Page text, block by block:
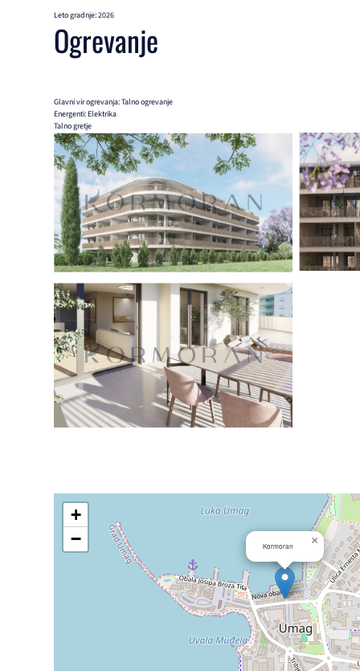
Leto gradnje: 2026
Ogrevanje
Glavni vir ogrevanja: Talno ogrevanje
Energenti: Elektrika
Talno gretje
Kormoran ×
+
−